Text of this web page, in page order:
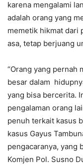
karena mengalami
adalah orang yang
memetik hikmat dari
asa, tetap berjuang
“Orang yang pernah
besar dalam
yang bisa bercerita.
pengalaman orang
penuh terkait kasus
kasus Gayus
pengacaranya, yang
Komjen Pol. Susno